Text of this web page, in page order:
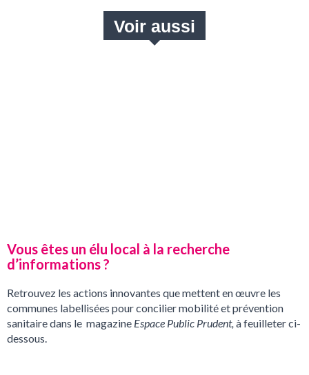
Vous êtes un élu local à la recherche
d’informations ?
Retrouvez les actions innovantes que mettent en œuvre les
communes labellisées pour concilier mobilité et prévention
sanitaire dans le magazine Espace Public Prudent, à feuilleter ci-
dessous.